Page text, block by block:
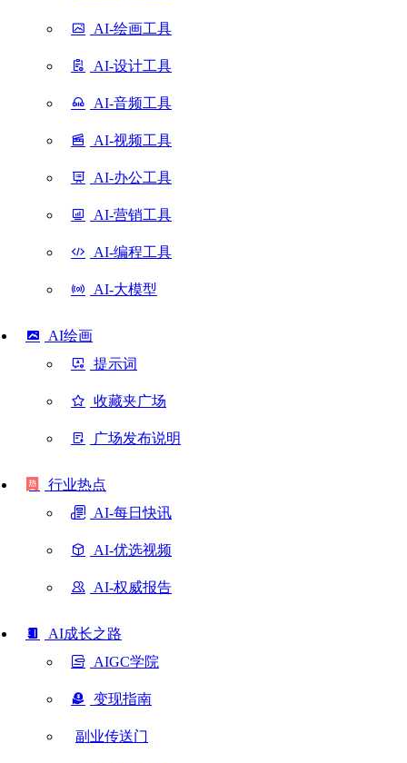
AI-绘画工具
AI-设计工具
AI-音频工具
AI-视频工具
AI-办公工具
AI-营销工具
AI-编程工具
AI-大模型
AI绘画
提示词
收藏夹广场
广场发布说明
行业热点
AI-每日快讯
AI-优选视频
AI-权威报告
AI成长之路
AIGC学院
变现指南
副业传送门